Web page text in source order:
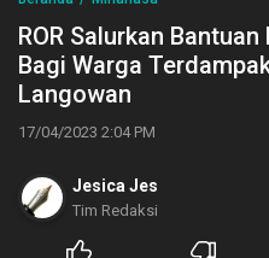
ROR Salurkan
Bagi Warga
Langowan
17/04/2023 2:04 PM
Jesica Jes
Tim Redaksi